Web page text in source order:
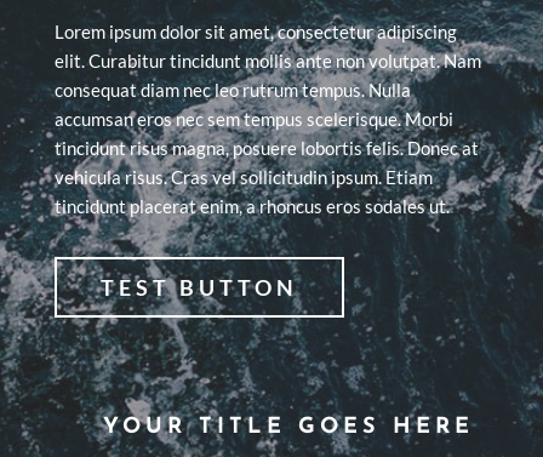
Lorem ipsum dolor sit amet, consectetur adipiscing
elit. Curabitur tincidunt mollis ante non volutpat. Nam
consequat diam nec leo rutrum tempus. Nulla
accumsan eros nec sem tempus scelerisque. Morbi
tincidunt risus magna, posuere lobortis felis. Donec at
vehicula risus. Cras vel sollicitudin ipsum. Etiam
tincidunt placerat enim, a rhoncus eros sodales ut.
TEST BUTTON
YOUR TITLE GOES HERE